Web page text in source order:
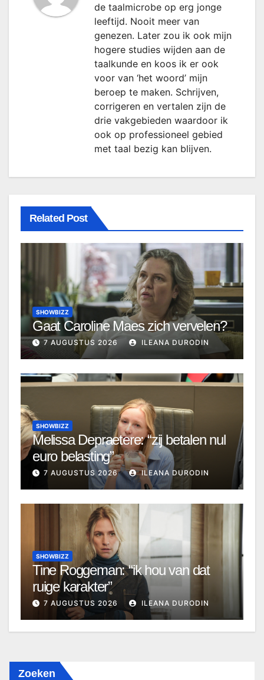
de taalmicrobe op erg jonge
leeftijd. Nooit meer van
genezen. Later zou ik ook mijn
hogere studies wijden aan de
taalkunde en koos ik er ook
voor van ‘het woord’ mijn
beroep te maken. Schrijven,
corrigeren en vertalen zijn de
drie vakgebieden waardoor ik
ook op professioneel gebied
met taal bezig kan blijven.
Related Post
SHOWBIZZ
Gaat Caroline Maes zich vervelen?
7 AUGUSTUS 2026 ILEANA DURODIN
SHOWBIZZ
Melissa Depraetere: “zij betalen nul
euro belasting”
7 AUGUSTUS 2026 ILEANA DURODIN
SHOWBIZZ
Tine Roggeman: “ik hou van dat
ruige karakter”
7 AUGUSTUS 2026 ILEANA DURODIN
Zoeken